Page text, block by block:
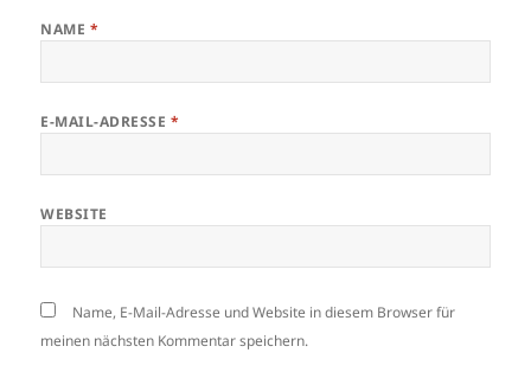
NAME *
E-MAIL-ADRESSE *
WEBSITE
Name, E-Mail-Adresse und Website in diesem Browser für
meinen nächsten Kommentar speichern.